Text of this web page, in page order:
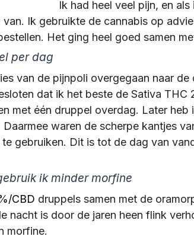
Weigeren van zorg Positieve
alle blogs
Ik had heel veel pijn, en als
Ik gebruikte de cannabis op
Het ging heel goed samen
per dag
van de pijnpoli overgegaan naar de
dat ik het beste de Sativa THC
met één druppel overdag. Later heb
waren de scherpe kantjes
gebruiken. Dit is tot de dag van
ik minder morfine
CBD druppels samen met de
nacht is door de jaren heen flink
morfine.